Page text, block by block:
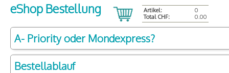
eShop Bestellung Artikel:
0
Total CHF:
0.00
A- Priority oder Mondexpress?
Bestellablauf